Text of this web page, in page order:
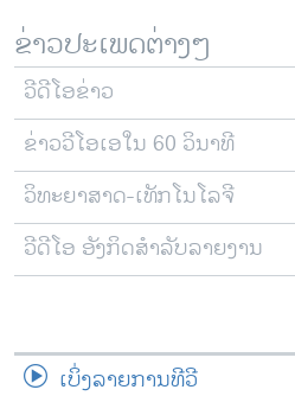
ລາຍການກະຈາຍສຽງ
ລາຍງານ
ຕິດຕາມພວກເຮົາ ທີ່
ພາສາຕ່າງໆ
ຂ່າວປະເພດຕ່າງໆ
ວີດີໂອຂ່າວ
ຂ່າວວີໂອເອໃນ 60 ວິນາທີ
ວິທະຍາສາດ-ເທັກໂນໂລຈີ
ວີດີໂອ ອັງກິດສຳລັບລາຍງານ
ເບິ່ງລາຍການທີວີ